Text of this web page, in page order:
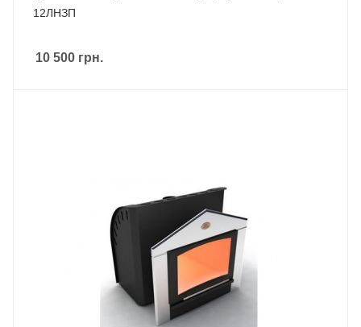
12ЛНЗП
10 500 грн.